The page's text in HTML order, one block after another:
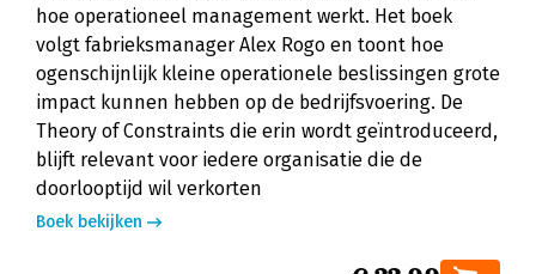
hoe operationeel management werkt. Het boek
volgt fabrieksmanager Alex Rogo en toont hoe
ogenschijnlijk kleine operationele beslissingen grote
impact kunnen hebben op de bedrijfsvoering. De
Theory of Constraints die erin wordt geïntroduceerd,
blijft relevant voor iedere organisatie die de
doorlooptijd wil verkorten
Boek bekijken